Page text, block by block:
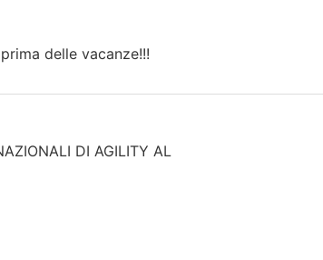
delle vacanze!!!
DI AGILITY AL